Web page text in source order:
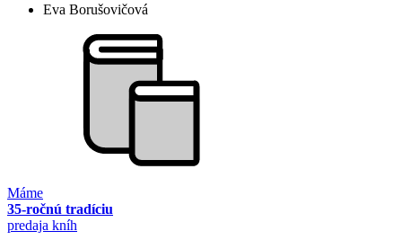
Eva Borušovičová
Máme
35-ročnú tradíciu
predaja kníh